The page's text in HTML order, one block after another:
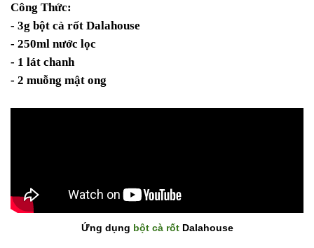
Công Thức:
- 3g bột cà rốt Dalahouse
- 250ml nước lọc
- 1 lát chanh
- 2 muỗng mật ong
Ứng dụng bột cà rốt Dalahouse